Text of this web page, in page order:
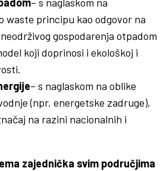
waste principu kao odgovor na
gospodarenja otpadom
koji doprinosi i ekološkoj i
– s naglaskom na oblike
(npr. energetske zadruge),
na razini nacionalnih i
zajednička svim područjima